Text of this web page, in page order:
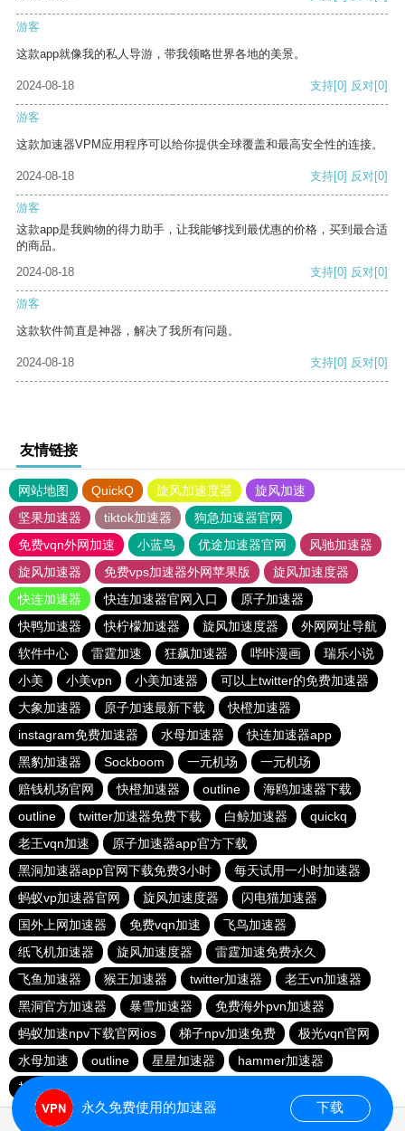
游客
这款app就像我的私人导游，带我领略世界各地的美景。
2024-08-18 支持[0] 反对[0]
游客
这款加速器VPM应用程序可以给你提供全球覆盖和最高安全性的连接。
2024-08-18 支持[0] 反对[0]
游客
这款app是我购物的得力助手，让我能够找到最优惠的价格，买到最合适
的商品。
2024-08-18
支持[0] 反对[0]
游客
这款软件简直是神器，解决了我所有问题。
2024-08-18 支持[0] 反对[0]
友情链接
网站地图 QuickQ 旋风加速度器
旋风加速
坚果加速器
tiktok加速器
狗急加速器官网
免费vqn外网加速
小蓝鸟 优途加速器官网
风驰加速器
旋风加速器
免费vps加速器外网苹果版
旋风加速度器
快连加速器
快连加速器官网入口
原子加速器
快鸭加速器
快柠檬加速器 旋风加速度器
外网网址导航
软件中心
雷霆加速 狂飙加速器 哔咔漫画
瑞乐小说
小美
小美vpn 小美加速器
可以上twitter的免费加速器
大象加速器
原子加速最新下载
快橙加速器
instagram免费加速器
水母加速器
快连加速器app
黑豹加速器
Sockboom 一元机场
一元机场
赔钱机场官网
快橙加速器 outline
海鸥加速器下载
outline
twitter加速器免费下载 白鲸加速器
quickq
老王vqn加速
原子加速器app官方下载
黑洞加速器app官网下载免费3小时
每天试用一小时加速器
蚂蚁vp加速器官网
旋风加速度器
闪电猫加速器
国外上网加速器
免费vqn加速
飞鸟加速器
纸飞机加速器
旋风加速度器
雷霆加速免费永久
飞鱼加速器
猴王加速器 twitter加速器
老王vn加速器
黑洞官方加速器
暴雪加速器
免费海外pvn加速器
蚂蚁加速npv下载官网ios
梯子npv加速免费
极光vqn官网
水母加速
outline 星星加速器
hammer加速器
加速器试用3小时
永久免费使用的加速器 下载